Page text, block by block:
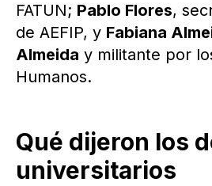
FATUN; Pablo Flores,
de AEFIP, y Fabiana
Almeida y militante por
Humanos.
Qué dijeron los
universitarios